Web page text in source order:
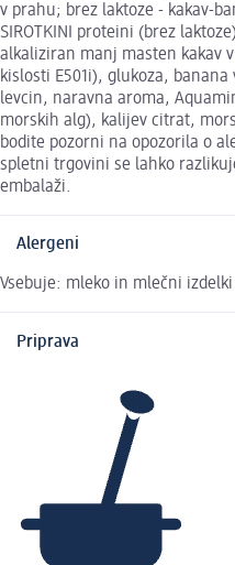
v prahu; brez laktoze - kakav-
SIROTKINI proteini (brez
alkaliziran manj masten kakav
kislosti E501i), glukoza,
levcin, naravna aroma,
morskih alg), kalijev citrat,
bodite pozorni na opozorila o
spletni trgovini se lahko
embalaži.
Alergeni
Vsebuje: mleko in mlečni izdelki
Priprava